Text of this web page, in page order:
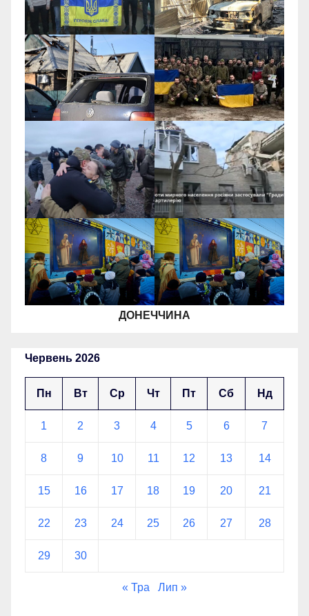
ДОНЕЧЧИНА
Червень 2026
Пн Вт Ср Чт Пт Сб Нд
1 2 3 4 5 6 7
8 9 10 11 12 13 14
15 16 17 18 19 20 21
22 23 24 25 26 27 28
29 30
« Тра Лип »